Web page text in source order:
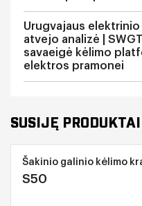
Urugvajaus
atvejo analizė |
savaeigė kėlimo
elektros pramonei
SUSIJĘ PRODUKTAI
Šakinio galinio kėlimo
S50